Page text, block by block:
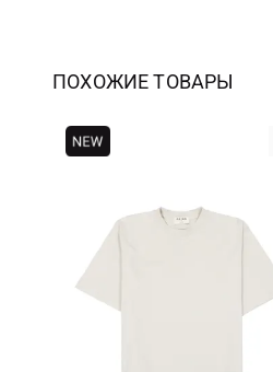
ПОХОЖИЕ ТОВАРЫ